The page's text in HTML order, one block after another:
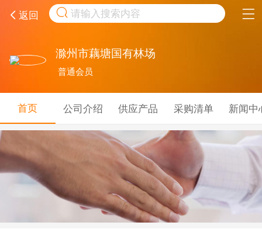
返回 取消
滁州市藕塘国有林场
普通会员
首页 公司介绍 供应产品 采购清单 新闻中